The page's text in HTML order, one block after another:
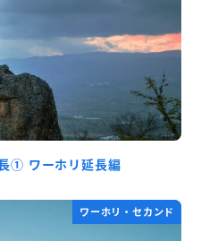
① ワーホリ延長編
ワーホリ・セカンド